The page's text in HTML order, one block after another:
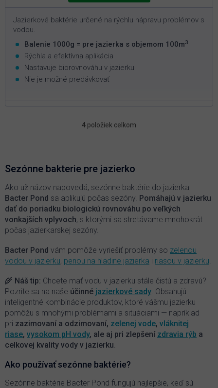
Jazierkové baktérie určené na rýchlu nápravu problémov s
vodou.
Balenie 1000g = pre jazierka s objemom 100m3
Rýchla a efektívna aplikácia
Nastavuje biorovnováhu v jazierku
Nie je možné predávkovať
O
d
a
c
e
p
r
y
v
ý
p
i
s
u
4 položiek celkom
Sezónne bakterie pre jazierko
Ako už názov napovedá, sezónne baktérie do jazierka
Bacter Pond sa aplikujú počas sezóny. Pomáhajú v jazierku
dať do poriadku biologickú rovnováhu po veľkých
vonkajších vplyvoch, s ktorými sa stretávame mnohokrát
počas jazierkarskej sezóny.
Bacter Pond vám pomôže vyriešiť problémy so zelenou
vodou v jazierku, penou na hladine jazierka i riasou v jazierku.
🌾 Náš tip: Chcete mať vodu v jazierku stále čistú a zdravú?
Pozrite sa na naše účinné jazierkové sady. Obsahujú
inteligentné kombinácie produktov, ktoré vášmu jazierku
pomôžu s mnohými problémami a situáciami — napríklad
pri zazimovaní a odzimovaní, zelenej vode, vláknitej
riase, vysokom pH vody, ale aj pri zlepšení zdravia rýb a
celkovej kvality vody v jazierku.
Ako používať sezónne baktérie?
Sezónne baktérie Bacter Pond fungujú najlepšie, keď sú